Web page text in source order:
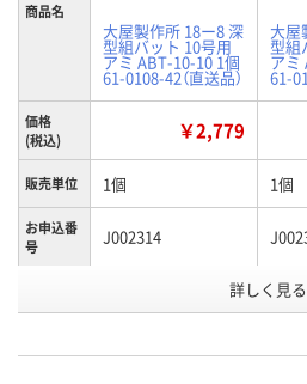
商品名
大屋製作所 18ー8 深
型組バット 10号用
アミ ABT-10-10 1個
61-0108-42（直送品）
大屋
型組
アミ
61-
価格
(税込)
￥2,779
販売単位 1個 1個
お申込番
号
J002314
わずか
詳しく見る